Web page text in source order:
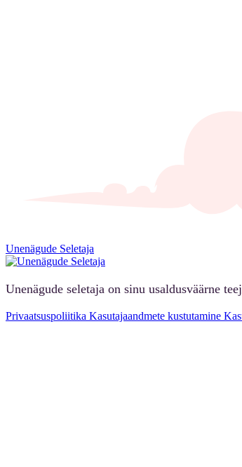
Unenägude Seletaja
Unenägude seletaja on sinu usaldusväärne
Privaatsuspoliitika Kasutajaandmete kustutamine